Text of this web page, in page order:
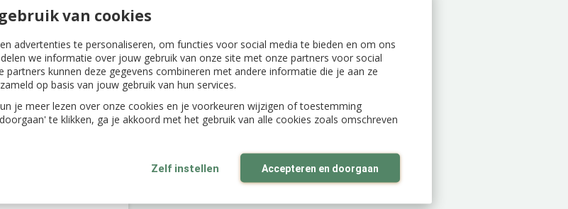
van cookies
advertenties te personaliseren, om functies voor social media te bieden en om ons
we informatie over jouw gebruik van onze site met onze partners voor social
partners kunnen deze gegevens combineren met andere informatie die je aan ze
op basis van jouw gebruik van hun services.
je meer lezen over onze cookies en je voorkeuren wijzigen of toestemming
te klikken, ga je akkoord met het gebruik van alle cookies zoals omschreven
Zelf instellen Accepteren en doorgaan